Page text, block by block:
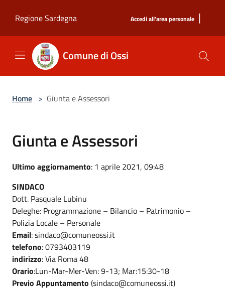
Regione Sardegna
Accedi all'area personale |
Comune di Ossi
Home > Giunta e Assessori
Giunta e Assessori
Ultimo aggiornamento: 1 aprile 2021, 09:48
SINDACO
Dott. Pasquale Lubinu
Deleghe: Programmazione – Bilancio – Patrimonio –
Polizia Locale – Personale
Email: sindaco@comuneossi.it
telefono: 0793403119
indirizzo: Via Roma 48
Orario:Lun-Mar-Mer-Ven: 9-13; Mar:15:30-18
Previo Appuntamento (sindaco@comuneossi.it)